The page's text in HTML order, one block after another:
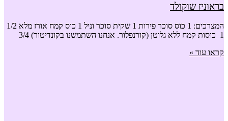
בראוניז שוקולד
המצרכים: 1 כוס סוכר פירות 1 שקית סוכר וניל 1 כוס קמח אורז מלא 1/2
1 כוסות קמח ללא גלוטן (קורנפלור. אנחנו השתמשנו בקונדיטור) 3/4
קראו עוד »